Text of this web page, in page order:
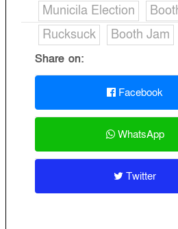
Municila Election
Rucksuck
Booth Jam
Share on:
Facebook
WhatsApp
Twitter